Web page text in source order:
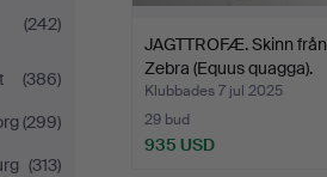
(242)
(386)
(299)
(313)
JAGTTROFÆ. Skinn från
Zebra (Equus quagga).
Klubbades 7 jul 2025
29 bud
935 USD